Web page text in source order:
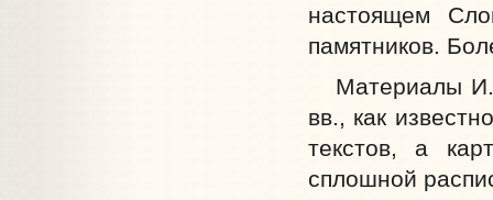
настоящем
памятников.
Материалы И.
вв., как
текстов, а
сплошной